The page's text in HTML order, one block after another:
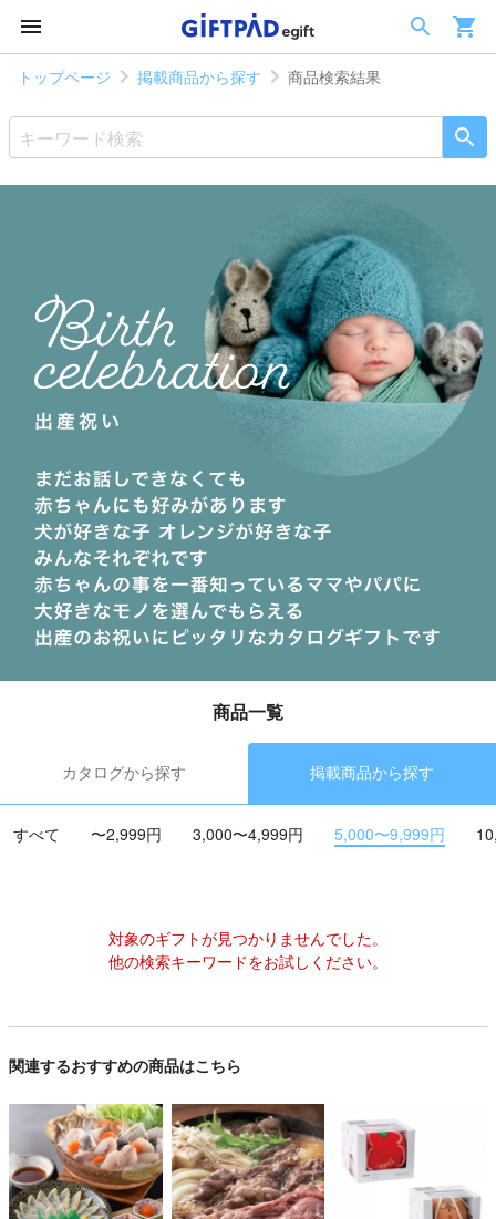
トップページ 掲載商品から探す 商品検索結果
商品一覧
カタログから探す 掲載商品から探す
すべて 〜2,999円 3,000〜4,999円 5,000〜9,999円
対象のギフトが見つかりませんでした。
他の検索キーワードをお試しください。
関連するおすすめの商品はこちら